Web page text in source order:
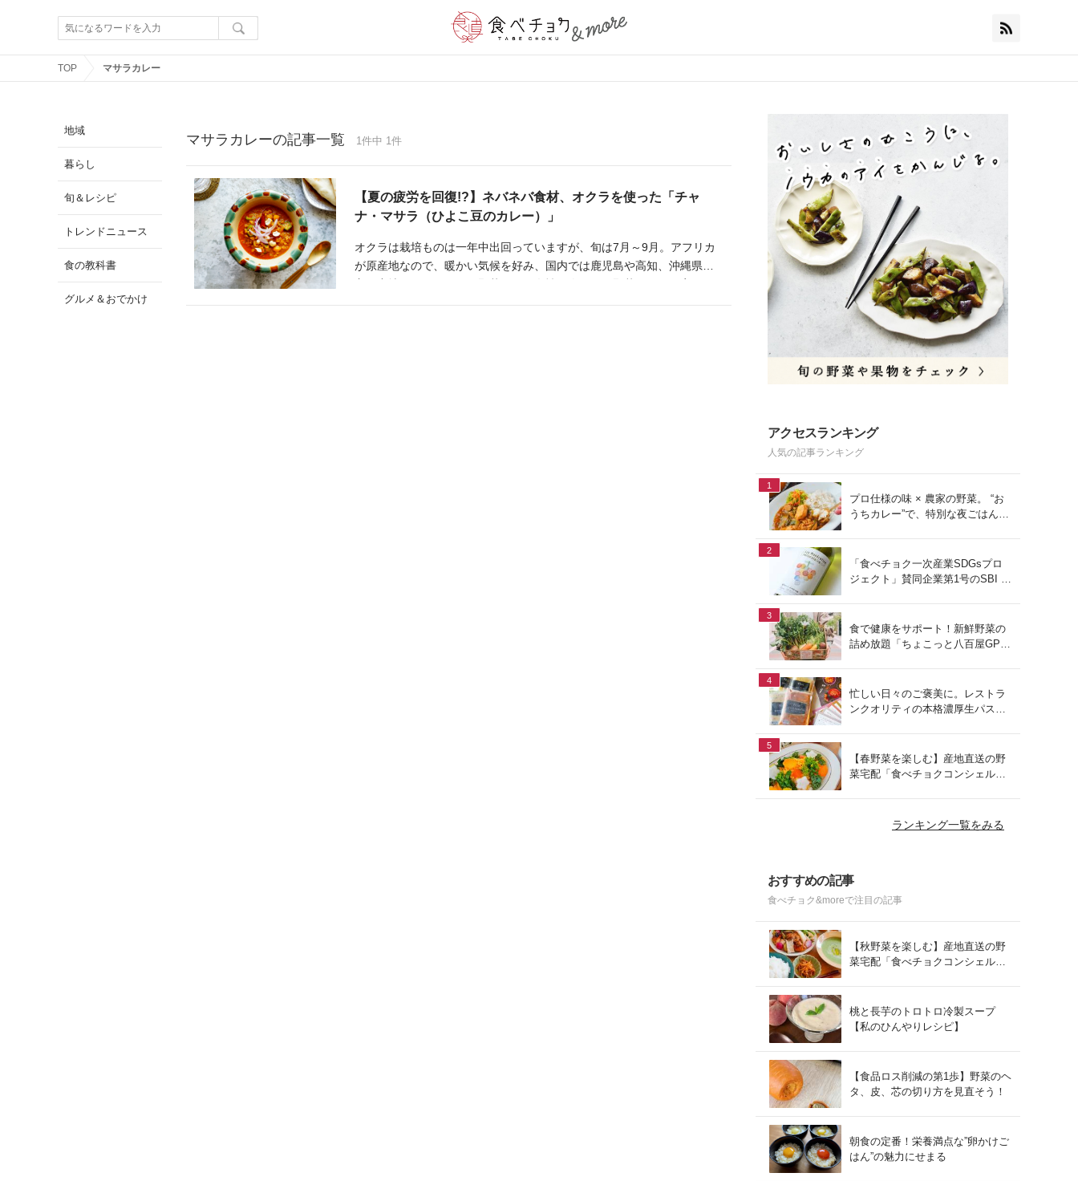
TOP マサラカレー
地域
暮らし
旬＆レシピ
トレンドニュース
食の教科書
グルメ＆おでかけ
マサラカレーの記事一覧 1件中 1件
【夏の疲労を回復!?】ネバネバ食材、オクラを使った「チャ
ナ・マサラ（ひよこ豆のカレー）」
オクラは栽培ものは一年中出回っていますが、旬は7月～9月。アフリカ
が原産地なので、暖かい気候を好み、国内では鹿児島や高知、沖縄県が
クラのネバネバが美容・ダイエットにとっても効果的で女性にはとても
アクセスランキング
人気の記事ランキング
1
プロ仕様の味 × 農家の野菜。 “お
うちカレー”で、特別な夜ごはん
2
「食べチョク一次産業SDGsプロ
ジェクト」賛同企業第1号のSBI F
3
食で健康をサポート！新鮮野菜の
詰め放題「ちょこっと八百屋GP
4
忙しい日々のご褒美に。レストラ
ンクオリティの本格濃厚生パスタ
5
【春野菜を楽しむ】産地直送の野
菜宅配「食べチョクコンシェルジ
ランキング一覧をみる
おすすめの記事
食べチョク&moreで注目の記事
【秋野菜を楽しむ】産地直送の野
菜宅配「食べチョクコンシェルジ
桃と長芋のトロトロ冷製スープ
【私のひんやりレシピ】
【食品ロス削減の第1歩】野菜のヘ
タ、皮、芯の切り方を見直そう！
朝食の定番！栄養満点な”卵かけご
はん”の魅力にせまる